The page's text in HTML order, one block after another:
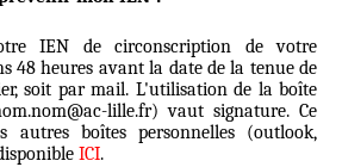
IEN de circonscription de votre
48 heures avant la date de la tenue de
soit par mail. L'utilisation de la boîte
lille.fr) vaut signature. Ce
autres boîtes personnelles (outlook,
ICI.